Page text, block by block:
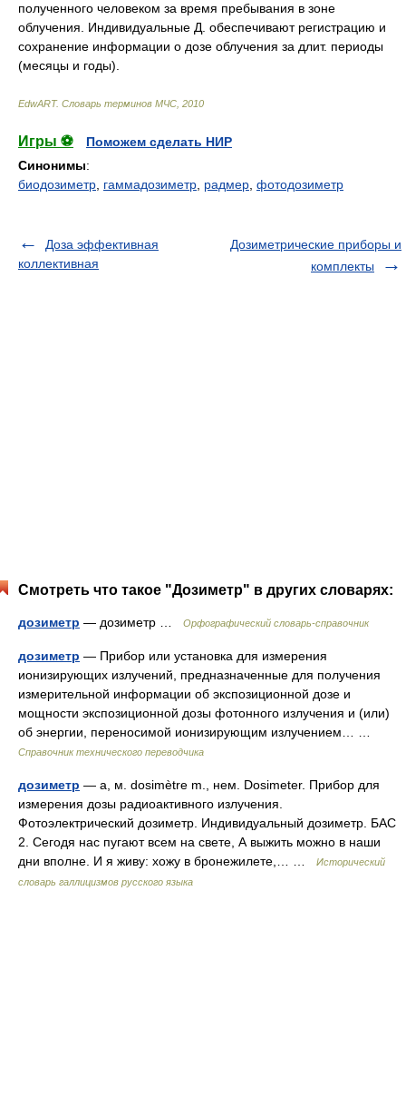
полученного человеком за время пребывания в зоне
облучения. Индивидуальные Д. обеспечивают регистрацию и
сохранение информации о дозе облучения за длит. периоды
(месяцы и годы).
EdwART. Словарь терминов МЧС 2010
Игры ⚽
Поможем сделать НИР
Синонимы:
биодозиметр гаммадозиметр радмер фотодозиметр
Доза эффективная
коллективная
Дозиметрические приборы и
комплекты
Смотреть что такое "Дозиметр" в других словарях:
дозиметр — дозиметр … Орфографический словарь-справочник
дозиметр — Прибор или установка для измерения
ионизирующих излучений, предназначенные для получения
измерительной информации об экспозиционной дозе и
мощности экспозиционной дозы фотонного излучения и (или)
об энергии, переносимой ионизирующим излучением… …
Справочник технического переводчика
дозиметр — а, м. dosimètre m., нем. Dosimeter. Прибор для
измерения дозы радиоактивного излучения.
Фотоэлектрический дозиметр. Индивидуальный дозиметр. БАС
2. Сегодя нас пугают всем на свете, А выжить можно в наши
дни вполне. И я живу: хожу в бронежилете,… …
Исторический
словарь галлицизмов русского языка